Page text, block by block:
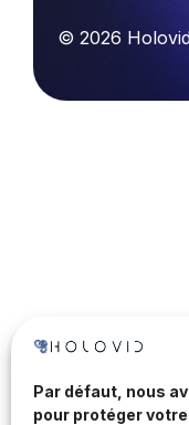
Par défaut, nous
pour protéger
© 2026